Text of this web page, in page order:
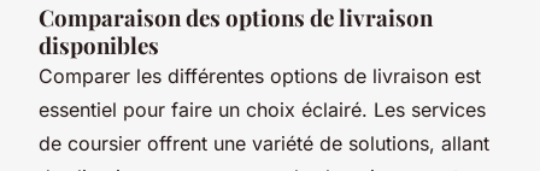
Comparaison des options de livraison
disponibles
Comparer les différentes options de livraison est
essentiel pour faire un choix éclairé. Les services
de coursier offrent une variété de solutions, allant